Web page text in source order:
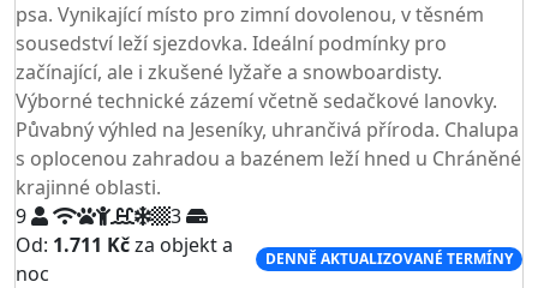
psa. Vynikající místo pro zimní dovolenou, v těsném
sousedství leží sjezdovka. Ideální podmínky pro
začínající, ale i zkušené lyžaře a snowboardisty.
Výborné technické zázemí včetně sedačkové lanovky.
Půvabný výhled na Jeseníky, uhrančivá příroda. Chalupa
s oplocenou zahradou a bazénem leží hned u Chráněné
krajinné oblasti.
9
3
Od: 1.711 Kčza objekt a
noc
DENNĚ AKTUALIZOVANÉ TERMÍNY